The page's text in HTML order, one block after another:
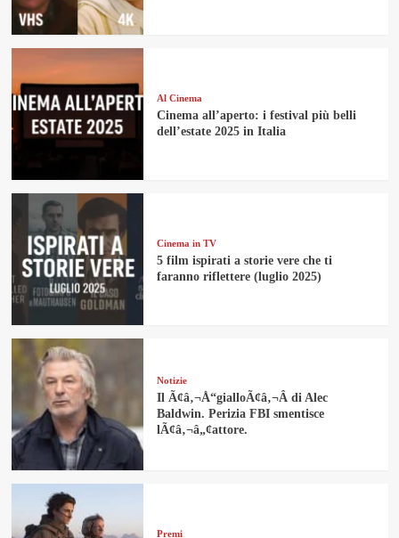
Al Cinema
Cinema all’aperto: i festival più belli
dell’estate 2025 in Italia
Cinema in TV
5 film ispirati a storie vere che ti
faranno riflettere (luglio 2025)
Notizie
Il Ã¢â‚¬Å“gialloÃ¢â‚¬Â di Alec
Baldwin. Perizia FBI smentisce
lÃ¢â‚¬â„¢attore.
Premi